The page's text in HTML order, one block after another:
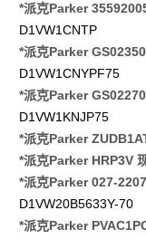
*派克Parker
D1VW1CNTP
*派克Parker
D1VW1CNYPF75
*派克Parker
D1VW1KNJP75
*派克Parker
*派克Parker HRP3V
*派克Parker 027-
D1VW20B5633Y-70
*派克Parker